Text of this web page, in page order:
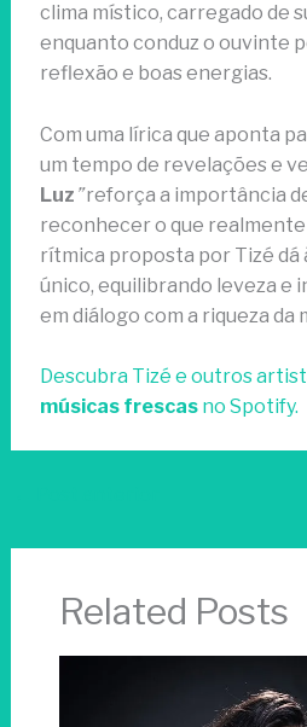
clima místico, carregado de
enquanto conduz o ouvinte
reflexão e boas energias.
Com uma lírica que aponta
um tempo de revelações e
Luz ”reforça a importância
reconhecer o que
rítmica proposta por Tizé dá
único, equilibrando leveza e
em diálogo com a riqueza da
Descubra Tizé e outros
músicas frescas no Spotify.
Related Posts